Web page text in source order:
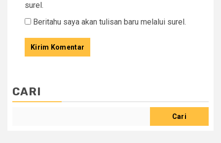
surel.
Beritahu saya akan tulisan baru melalui surel.
CARI
Cari